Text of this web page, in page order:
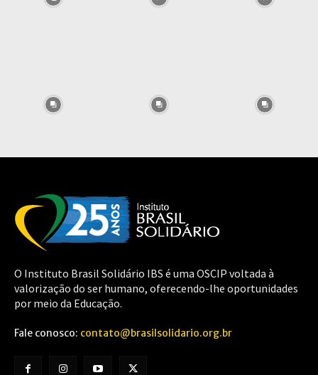
O Instituto Brasil Solidário IBS é uma OSCIP voltada à
valorização do ser humano, oferecendo-lhe oportunidades
por meio da Educação.
Fale conosco: contato@brasilsolidario.org.br